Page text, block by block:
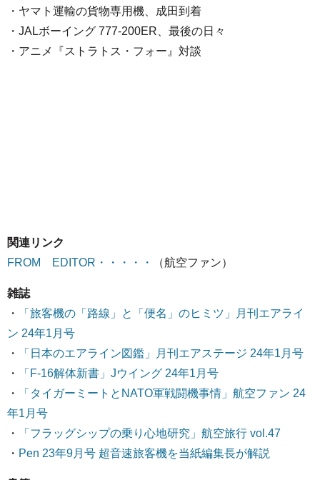
・ヤマト運輸の貨物専用機、成田到着
・JALボーイング 777-200ER、最後の日々
・アニメ『ストラトス・フォー』対談
関連リンク
FROM EDITOR・・・・・
（航空ファン）
雑誌
・
「旅客機の「路線」と「便名」のヒミツ」月刊エアライ
ン 24年1月号
・
「日本のエアライン図鑑」月刊エアステージ 24年1月号
・
「F-16解体新書」Jウイング 24年1月号
・
「タイガーミートとNATO軍戦闘機事情」航空ファン 24
年1月号
・
「フラッグシップの乗り心地研究」航空旅行 vol.47
・ Pen 23年9月号 超音速旅客機を当紙編集長が解説